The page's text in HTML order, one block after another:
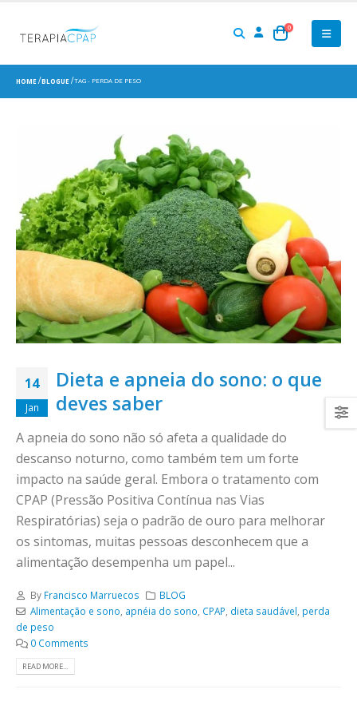
0
HOME BLOGUE TAG - PERDA DE PESO
14
Jan
Dieta e apneia do sono: o que
deves saber
A apneia do sono não só afeta a qualidade do
descanso noturno, como também tem um forte
impacto na saúde geral. Embora o tratamento com
CPAP (Pressão Positiva Contínua nas Vias
Respiratórias) seja o padrão de ouro para melhorar
os sintomas, muitas pessoas desconhecem que a
alimentação desempenha um papel...
By Francisco Marruecos
BLOG
Alimentação e sono, apnéia do sono, CPAP, dieta saudável, perda
de peso
0 Comments
READ MORE...